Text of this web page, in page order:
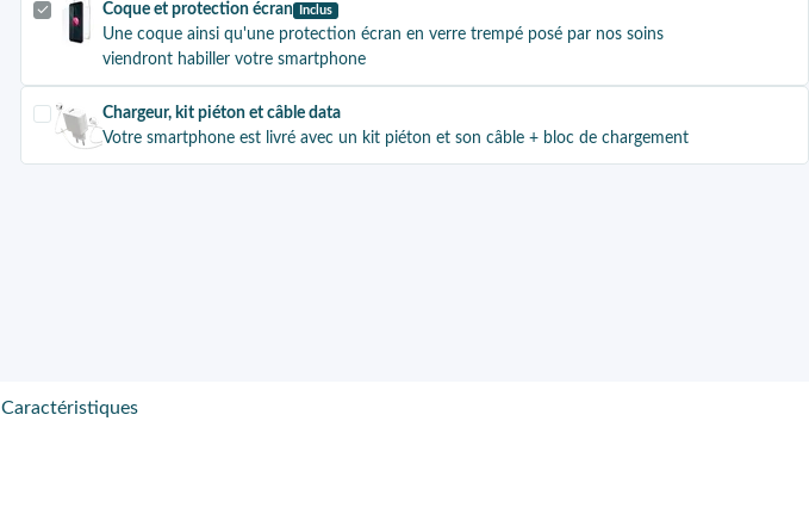
Coque et protection écran Inclus
Une coque ainsi qu'une protection écran en verre trempé posé par nos soins
viendront habiller votre smartphone
Chargeur, kit piéton et câble data
Votre smartphone est livré avec un kit piéton et son câble + bloc de chargement
Caractéristiques